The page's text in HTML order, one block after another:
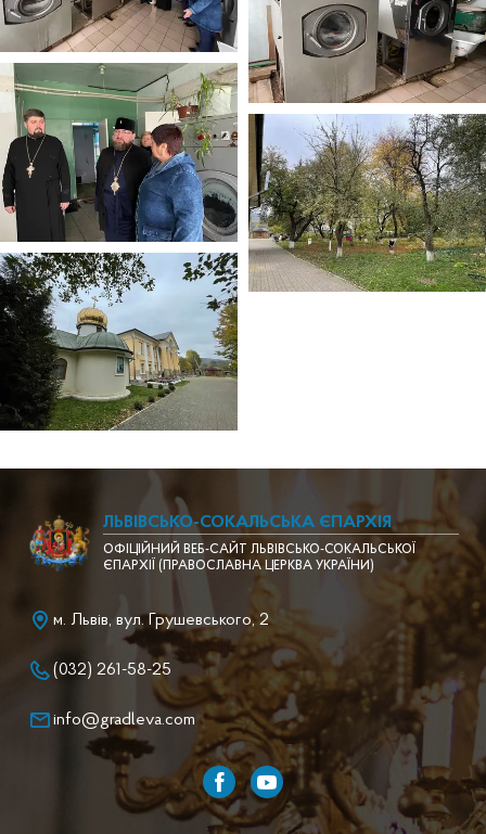
ЛЬВІВСЬКО-СОКАЛЬСЬКА ЄПАРХІЯ
ОФІЦІЙНИЙ ВЕБ-САЙТ ЛЬВІВСЬКО-СОКАЛЬСЬКОЇ
ЄПАРХІЇ (ПРАВОСЛАВНА ЦЕРКВА УКРАЇНИ)
м. Львів, вул. Грушевського, 2
(032) 261-58-25
info@gradleva.com